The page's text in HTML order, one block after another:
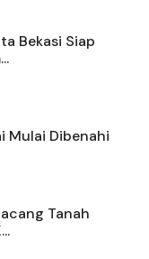
Bekasi Siap
Mulai Dibenahi
Tanah